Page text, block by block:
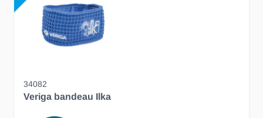
34082
Veriga bandeau Ilka